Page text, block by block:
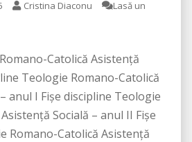
Cristina Diaconu
Lasă un
Catolică Asistenţă
Teologie Romano-Catolică
anul I Fișe discipline Teologie
Socială – anul II Fișe
Romano-Catolică Asistență